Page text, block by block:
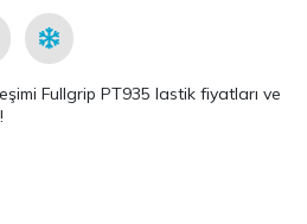
Fullgrip PT935 lastik fiyatları ve